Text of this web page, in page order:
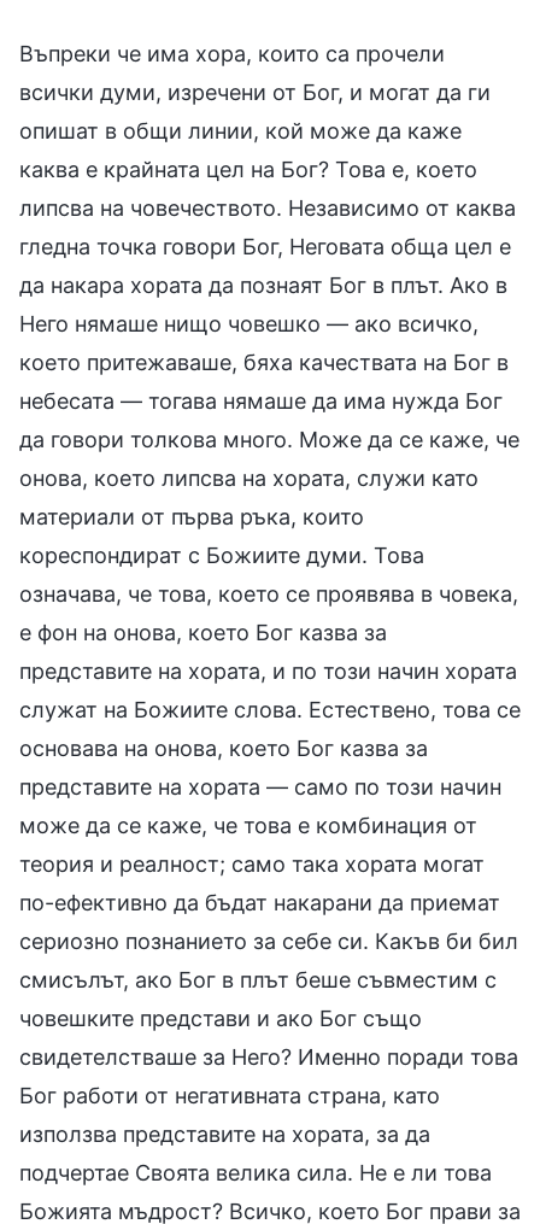
Въпреки че има хора, които са прочели
всички думи, изречени от Бог, и могат да ги
опишат в общи линии, кой може да каже
каква е крайната цел на Бог? Това е, което
липсва на човечеството. Независимо от каква
гледна точка говори Бог, Неговата обща цел е
да накара хората да познаят Бог в плът. Ако в
Него нямаше нищо човешко — ако всичко,
което притежаваше, бяха качествата на Бог в
небесата — тогава нямаше да има нужда Бог
да говори толкова много. Може да се каже, че
онова, което липсва на хората, служи като
материали от първа ръка, които
кореспондират с Божиите думи. Това
означава, че това, което се проявява в човека,
е фон на онова, което Бог казва за
представите на хората, и по този начин хората
служат на Божиите слова. Естествено, това се
основава на онова, което Бог казва за
представите на хората — само по този начин
може да се каже, че това е комбинация от
теория и реалност; само така хората могат
по-ефективно да бъдат накарани да приемат
сериозно познанието за себе си. Какъв би бил
смисълът, ако Бог в плът беше съвместим с
човешките представи и ако Бог също
свидетелстваше за Него? Именно поради това
Бог работи от негативната страна, като
използва представите на хората, за да
подчертае Своята велика сила. Не е ли това
Божията мъдрост? Всичко, което Бог прави за